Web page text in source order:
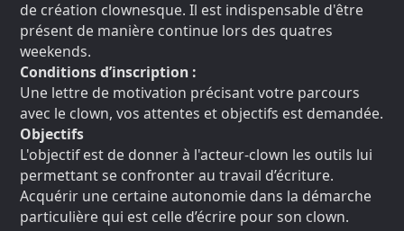
de création clownesque. Il est indispensable d'être
présent de manière continue lors des quatres
weekends.
Conditions d’inscription :
Une lettre de motivation précisant votre parcours
avec le clown, vos attentes et objectifs est demandée.
Objectifs
L'objectif est de donner à l'acteur-clown les outils lui
permettant se confronter au travail d’écriture.
Acquérir une certaine autonomie dans la démarche
particulière qui est celle d’écrire pour son clown.